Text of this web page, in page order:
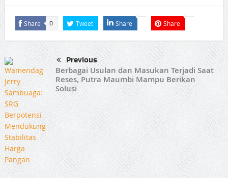
Share 0 Tweet Share Share
Previous
Berbagai Usulan dan Masukan Terjadi Saat
Reses, Putra Maumbi Mampu Berikan
Solusi